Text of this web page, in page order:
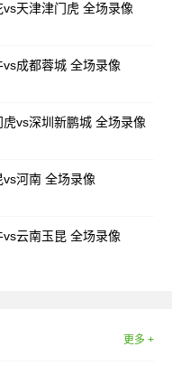
天津津门虎 全场录像
成都蓉城 全场录像
vs深圳新鹏城 全场录像
河南 全场录像
云南玉昆 全场录像
更多 +